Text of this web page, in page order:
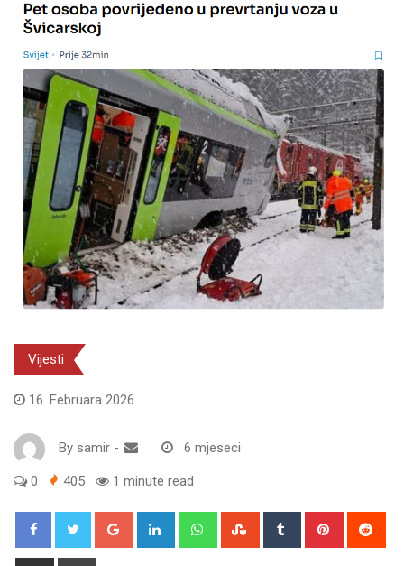
Vijesti
16. Februara 2026.
By samir - 6 mjeseci
0 405 1 minute read
Google+ LinkedIn WhatsappStumbleUpon
Tumblr Pinterest